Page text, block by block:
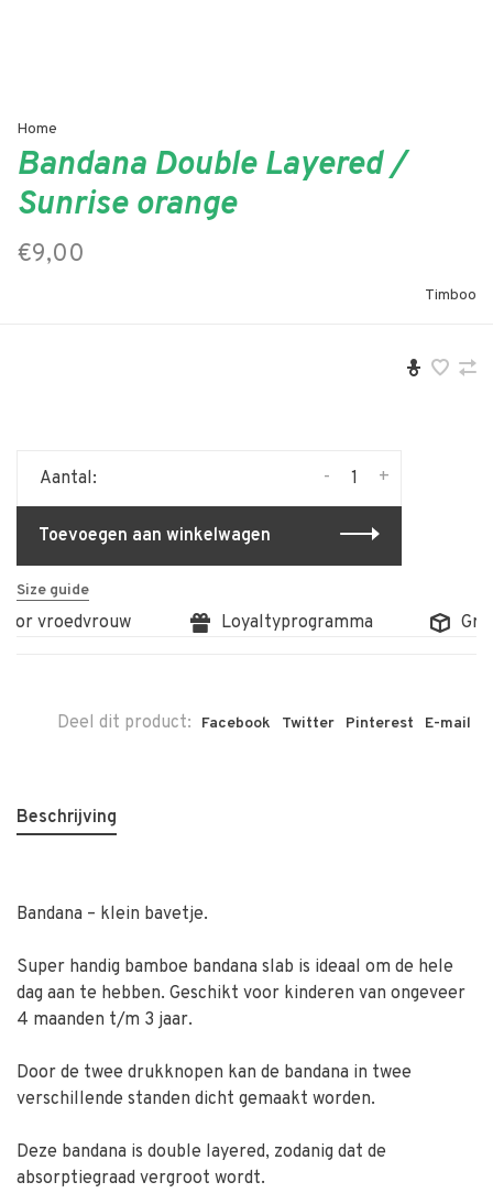
Home
Bandana Double Layered /
Sunrise orange
€9,00
Timboo
Aantal: +
-
Toevoegen aan winkelwagen
Size guide
vroedvrouw Loyaltyprogramma
Deel dit product: Facebook Twitter Pinterest E-mail
Beschrijving
Bandana – klein bavetje.
Super handig bamboe bandana slab is ideaal om de hele
dag aan te hebben. Geschikt voor kinderen van ongeveer
4 maanden t/m 3 jaar.
Door de twee drukknopen kan de bandana in twee
verschillende standen dicht gemaakt worden.
Deze bandana is double layered, zodanig dat de
absorptiegraad vergroot wordt.